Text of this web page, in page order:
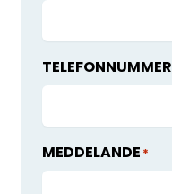
TELEFONNUMMER
MEDDELANDE *